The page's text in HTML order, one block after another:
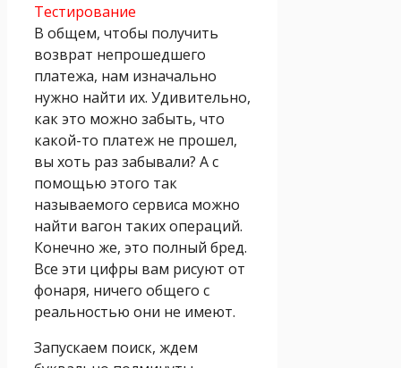
Тестирование
В общем, чтобы получить
возврат непрошедшего
платежа, нам изначально
нужно найти их. Удивительно,
как это можно забыть, что
какой-то платеж не прошел,
вы хоть раз забывали? А с
помощью этого так
называемого сервиса можно
найти вагон таких операций.
Конечно же, это полный бред.
Все эти цифры вам рисуют от
фонаря, ничего общего с
реальностью они не имеют.
Запускаем поиск, ждем